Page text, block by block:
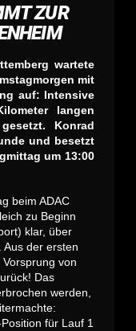
ZUR
wartete
mit
auf: Intensive
langen
Konrad
und besetzt
um 13:00
beim ADAC
zu Beginn
klar, über
Aus der ersten
von
Das
werden,
für Lauf 1